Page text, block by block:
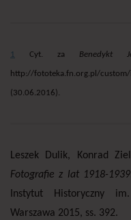
1 Cyt. za Benedykt
http://fototeka.fn.org.pl/
(30.06.2016).
Leszek Dulik, Konrad
Fotografie z lat 1918-1939
Instytut Historyczny
Warszawa 2015, ss. 392.